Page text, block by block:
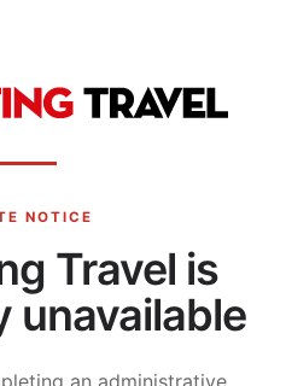
NOTICE
Travel is
unavailable
an administrative